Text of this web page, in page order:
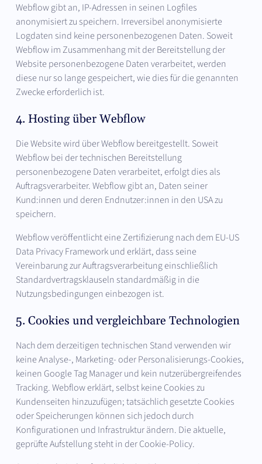
Webflow gibt an, IP-Adressen in seinen Logfiles
anonymisiert zu speichern. Irreversibel anonymisierte
Logdaten sind keine personenbezogenen Daten. Soweit
Webflow im Zusammenhang mit der Bereitstellung der
Website personenbezogene Daten verarbeitet, werden
diese nur so lange gespeichert, wie dies für die genannten
Zwecke erforderlich ist.
4. Hosting über Webflow
Die Website wird über Webflow bereitgestellt. Soweit
Webflow bei der technischen Bereitstellung
personenbezogene Daten verarbeitet, erfolgt dies als
Auftragsverarbeiter. Webflow gibt an, Daten seiner
Kund:innen und deren Endnutzer:innen in den USA zu
speichern.
Webflow veröffentlicht eine Zertifizierung nach dem EU-US
Data Privacy Framework und erklärt, dass seine
Vereinbarung zur Auftragsverarbeitung einschließlich
Standardvertragsklauseln standardmäßig in die
Nutzungsbedingungen einbezogen ist.
5. Cookies und vergleichbare Technologien
Nach dem derzeitigen technischen Stand verwenden wir
keine Analyse-, Marketing- oder Personalisierungs-Cookies,
keinen Google Tag Manager und kein nutzerübergreifendes
Tracking. Webflow erklärt, selbst keine Cookies zu
Kundenseiten hinzuzufügen; tatsächlich gesetzte Cookies
oder Speicherungen können sich jedoch durch
Konfigurationen und Infrastruktur ändern. Die aktuelle,
geprüfte Aufstellung steht in der Cookie-Policy.